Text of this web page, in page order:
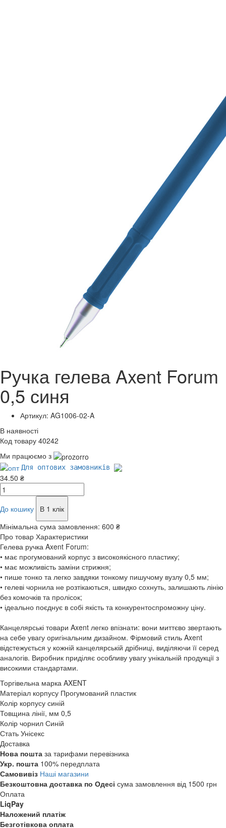
Ручка гелева Axent Forum
0,5 синя
Артикул: AG1006-02-A
В наявності
Код товару 40242
Ми працюємо з
Для оптових замовників
34.50 ₴
До кошику
В 1 клік
Мінімальна сума замовлення: 600 ₴
Про товар Характеристики
Гелева ручка Axent Forum:
• має прогумований корпус з високоякісного пластику;
• має можливість заміни стрижня;
• пише тонко та легко завдяки тонкому пишучому вузлу 0,5 мм;
• гелеві чорнила не розтікаються, швидко сохнуть, залишають лінію
без комочків та пролісок;
• ідеально поєднує в собі якість та конкурентоспроможну ціну.
Канцелярські товари Axent легко впізнати: вони миттєво звертають
на себе увагу оригінальним дизайном. Фірмовий стиль Axent
відстежується у кожній канцелярській дрібниці, виділяючи її серед
аналогів. Виробник приділяє особливу увагу унікальній продукції з
високими стандартами.
Торгівельна марка AXENT
Матеріал корпусу Прогумований пластик
Колір корпусу синій
Товщина лінії, мм 0,5
Колір чорнил Синій
Стать Унісекс
Доставка
Нова пошта за тарифами перевізника
Укр. пошта 100% передплата
Самовивіз Наші магазини
Безкоштовна доставка по Одесі сума замовлення від 1500 грн
Оплата
LiqPay
Наложений платіж
Безготівкова оплата